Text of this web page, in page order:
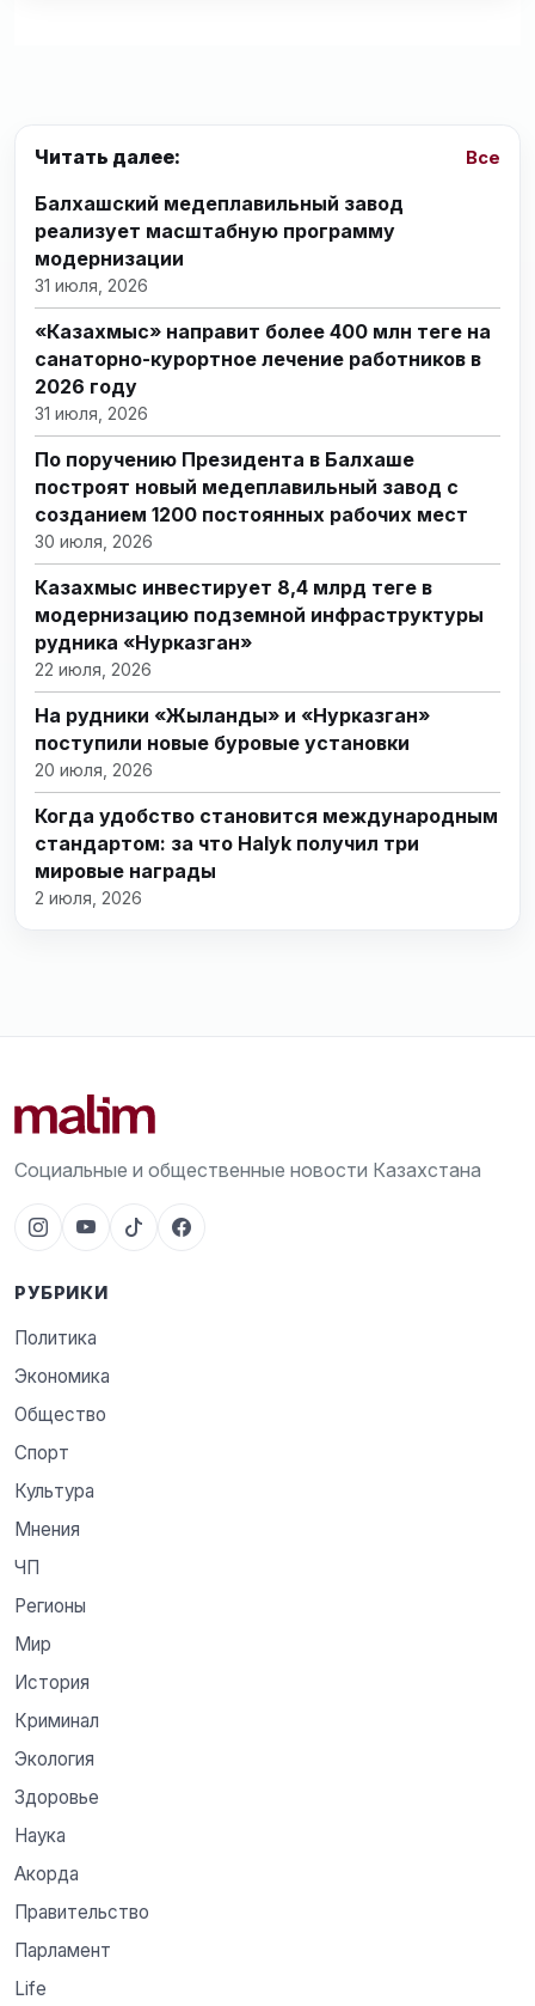
Читать далее: Все
Балхашский медеплавильный завод
реализует масштабную программу
модернизации
31 июля, 2026
«Казахмыс» направит более 400 млн теңге на
санаторно-курортное лечение работников в
2026 году
31 июля, 2026
По поручению Президента в Балхаше
построят новый медеплавильный завод с
созданием 1200 постоянных рабочих мест
30 июля, 2026
Казахмыс инвестирует 8,4 млрд теңге в
модернизацию подземной инфраструктуры
рудника «Нурказган»
22 июля, 2026
На рудники «Жыланды» и «Нурказган»
поступили новые буровые установки
20 июля, 2026
Когда удобство становится международным
стандартом: за что Halyk получил три
мировые награды
2 июля, 2026
Социальные и общественные новости Казахстана
РУБРИКИ
Политика
Экономика
Общество
Спорт
Культура
Мнения
ЧП
Регионы
Мир
История
Криминал
Экология
Здоровье
Наука
Акорда
Правительство
Парламент
Life